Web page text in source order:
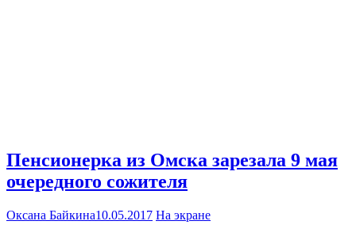
Пенсионерка из Омска зарезала 9 мая
очередного сожителя
Оксана Байкина10.05.2017 На экране